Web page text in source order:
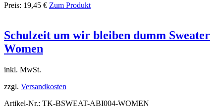
Preis: 19,45 € Zum Produkt
Schulzeit um wir bleiben dumm Sweater
Women
inkl. MwSt.
zzgl. Versandkosten
Artikel-Nr.: TK-BSWEAT-ABI004-WOMEN